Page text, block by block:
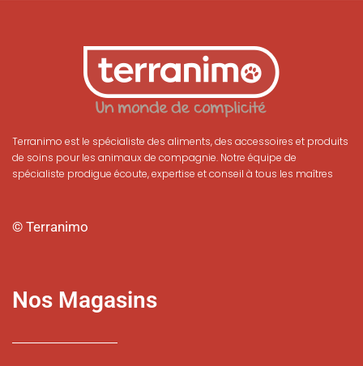
Terranimo est le spécialiste des aliments, des accessoires et produits
de soins pour les animaux de compagnie. Notre équipe de
spécialiste prodigue écoute, expertise et conseil à tous les maîtres
© Terranimo
Nos Magasins